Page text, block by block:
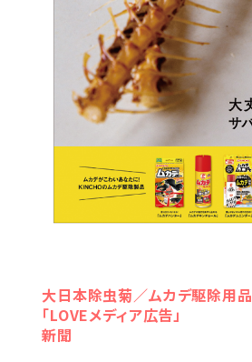
大日本除虫菊／ムカデ駆除用品
「LOVEメディア広告」
新聞